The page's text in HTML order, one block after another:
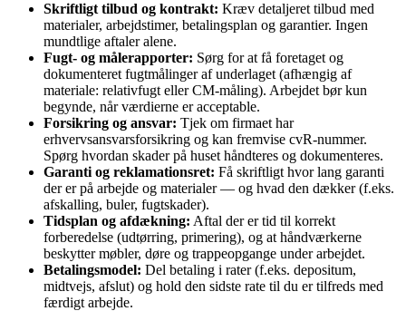
Skriftligt tilbud og kontrakt: Kræv detaljeret tilbud med
materialer, arbejdstimer, betalingsplan og garantier. Ingen
mundtlige aftaler alene.
Fugt- og målerapporter: Sørg for at få foretaget og
dokumenteret fugtmålinger af underlaget (afhængig af
materiale: relativfugt eller CM‑måling). Arbejdet bør kun
begynde, når værdierne er acceptable.
Forsikring og ansvar: Tjek om firmaet har
erhvervsansvarsforsikring og kan fremvise cvR‑nummer.
Spørg hvordan skader på huset håndteres og dokumenteres.
Garanti og reklamationsret: Få skriftligt hvor lang garanti
der er på arbejde og materialer — og hvad den dækker (f.eks.
afskalling, buler, fugtskader).
Tidsplan og afdækning: Aftal der er tid til korrekt
forberedelse (udtørring, primering), og at håndværkerne
beskytter møbler, døre og trappeopgange under arbejdet.
Betalingsmodel: Del betaling i rater (f.eks. depositum,
midtvejs, afslut) og hold den sidste rate til du er tilfreds med
færdigt arbejde.